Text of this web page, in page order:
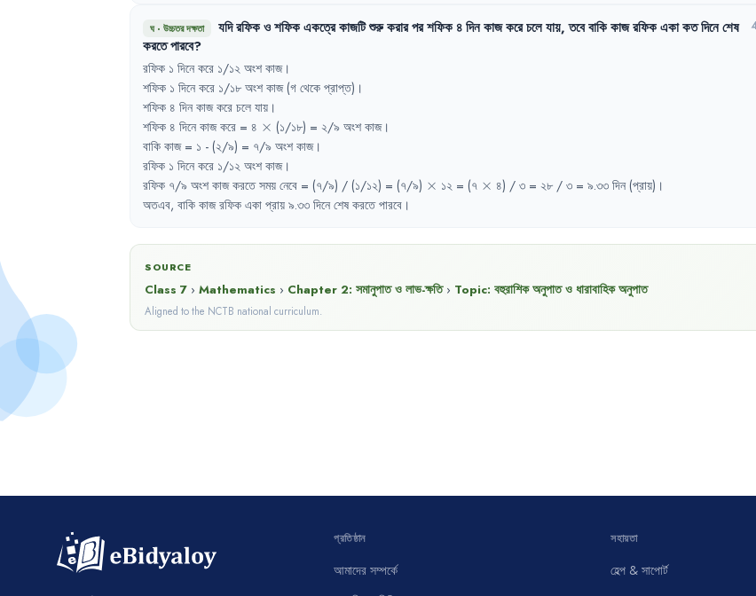
ঘ· উচ্চতর দক্ষতা যদিরফিকওশফিকএকত্রেকাজটিশুরুকরারপরশফিক ৪দিনকাজকরেচলেযায়, তবেবাকিকাজরফিকএকাকতদিনেশেষ
করতেপারবে?
রফিক ১ দিনে করে ১/১২ অংশ কাজ।
শফিক ১ দিনে করে ১/১৮ অংশ কাজ (গ থেকে প্রাপ্ত) ।
শফিক ৪ দিন কাজ করে চলে যায় ।
শফিক ৪ দিনে কাজ করে = ৪ \times
× (১/১৮) = ২/৯ অংশ কাজ।
বাকি কাজ = ১ - (২/৯) = ৭/৯ অংশ কাজ।
রফিক ১ দিনে করে ১/১২ অংশ কাজ।
রফিক ৭/৯ অংশ কাজ করতে সময় নেবে = (৭/৯) / (১/১২) = (৭/৯) \times
× ১২ = (৭ \times
× ৪) / ৩ = ২৮ / ৩ = ৯.৩৩ দিন (প্রায়) ।
অতএব, বাকি কাজ রফিক একা প্রায় ৯.৩৩ দিনে শেষ করতে পারবে ।
SOURCE
Class 7 › Mathematics › Chapter 2: সমানুপাত ও লাভ-ক্ষতি › Topic: বহুরাশিক অনুপাত ও ধারাবাহিক অনুপাত
Aligned to the NCTB national curriculum.
প্রতিষ্ঠান
আমাদের সম্পর্কে
সহায়তা
হেল্প & সাপোর্ট